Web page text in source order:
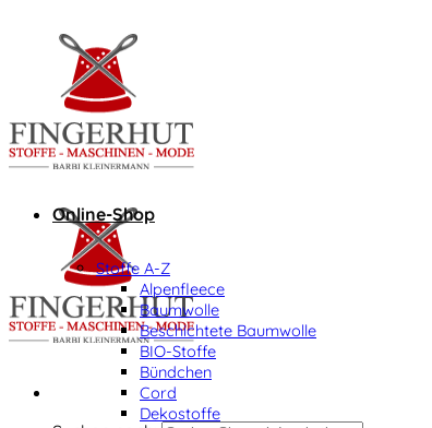
Online-Shop
Stoffe A-Z
Alpenfleece
Baumwolle
Beschichtete Baumwolle
BIO-Stoffe
Bündchen
Cord
Dekostoffe